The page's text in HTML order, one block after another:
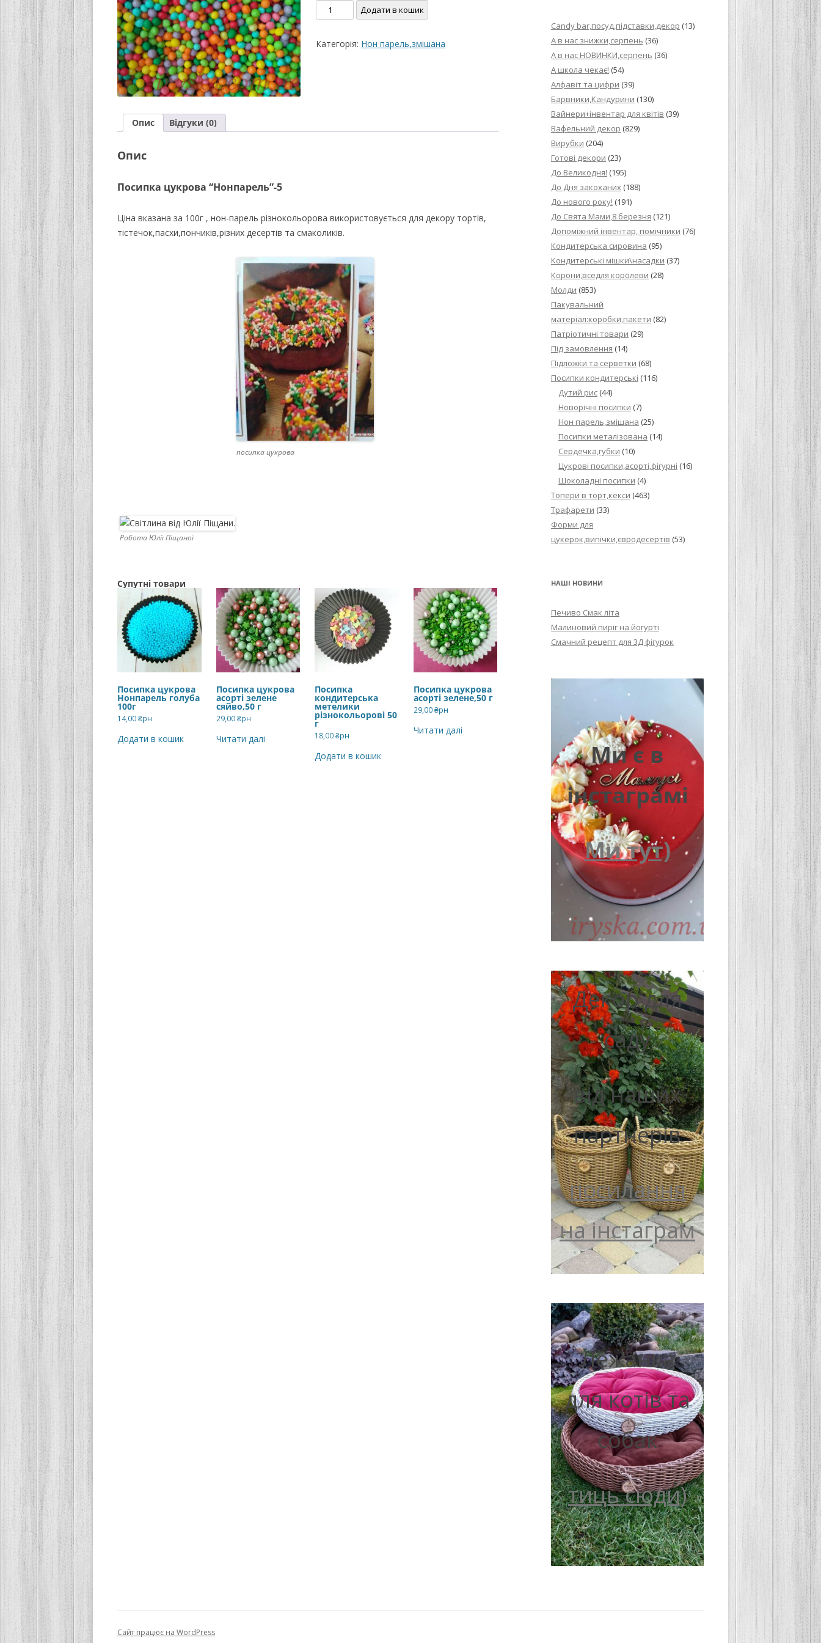
ТОРТУ,РЕЦЕПТ ПРИГОТУВАННЯ
РЕЦЕПТ МАСТИКИ ДЛЯ
ПОКРИТТЯ ТОРТІВ НА ОСНОВІ
РЕЦЕПТ ЛИМОННОГО ПИРОГА З
МИГДАЛЬНЕ ПЕЧИВКО
“ЗГУЩЕНОГО МОЛОКА БАГАТО
НЕ БУВАЄ АБО УЛЮБЛЕНИЙ
ДЕСЕРТ АРГЕНТИНЦІВ”
Посипка
цукрова
100г
Додати в кошик
Категорія: Нон парель,змішана
Опис Відгуки (0)
Опис
Посипка цукрова “Нонпарель”-5
Ціна вказана за 100г , нон-парель різнокольорова використовується для декору тортів,
тістечок,пасхи,пончиків,різних десертів та смаколиків.
посипка цукрова
Робота Юлії Піщаної
Супутні товари
Посипка цукрова
Нонпарель голуба
100г
14,00₴рн
Додати в кошик
Посипка цукрова
асорті зелене
сяйво,50 г
29,00₴рн
Читати далі
Посипка
кондитерська
метелики
різнокольорові 50
г
18,00₴рн
Додати в кошик
Посипка цукрова
асорті зелене,50 г
29,00₴рн
Читати далі
Candy bar,посуд,підставки,декор (13)
А в нас знижки,серпень (36)
А в нас НОВИНКИ,серпень (36)
А школа чекає! (54)
Алфавіт та цифри (39)
Барвники,Кандурини (130)
Вайнери+інвентар для квітів (39)
Вафельний декор (829)
Вирубки (204)
Готові декори (23)
До Великодня! (195)
До Дня закоханих (188)
До нового року! (191)
До Свята Мами,8 березня (121)
Допоміжний інвентар, помічники (76)
Кондитерська сировина (95)
Кондитерські мішки\насадки (37)
Корони,вседля королеви (28)
Молди (853)
Пакувальний
матеріал:коробки,пакети (82)
Патріотичні товари (29)
Під замовлення (14)
Підложки та серветки (68)
Посипки кондитерські (116)
Дутий рис (44)
Новорічні посипки (7)
Нон парель,змішана (25)
Посипки металізована (14)
Сердечка,губки (10)
Цукрові посипки,асорті,фігурні (16)
Шоколадні посипки (4)
Топери в торт,кекси (463)
Трафарети (33)
Форми для
цукерок,випічки,євродесертів (53)
НАШІ НОВИНИ
Печиво Смак літа
Малиновий пиріг на йогурті
Смачний рецепт для 3Д фігурок
Ми є в
інстаграмі
Ми тут)
Декор для
саду
від наших
партнерів
посилання
на інстаграм
Лежанка
для котів та
собак
тиць сюди)
Сайт працює на WordPress